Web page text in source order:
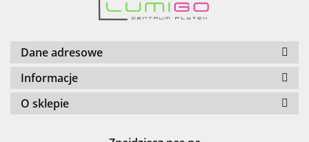
Dane adresowe
Informacje
O sklepie